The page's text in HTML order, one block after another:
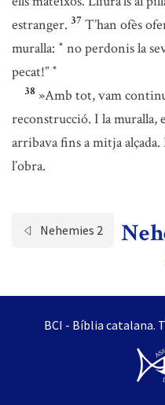
estranger. 37 T’han ofès
muralla: * no perdonis la
pecat!” *
38 »Amb tot, vam
reconstrucció. I la muralla,
arribava fins a mitja
l’obra.
Nehemies 2
BCI - Bíblia catalana.